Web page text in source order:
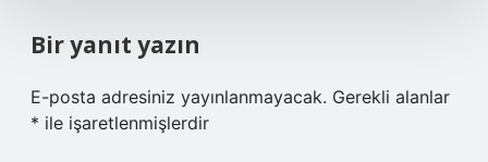
Bir yanıt yazın
E-posta adresiniz yayınlanmayacak. Gerekli alanlar
* ile işaretlenmişlerdir